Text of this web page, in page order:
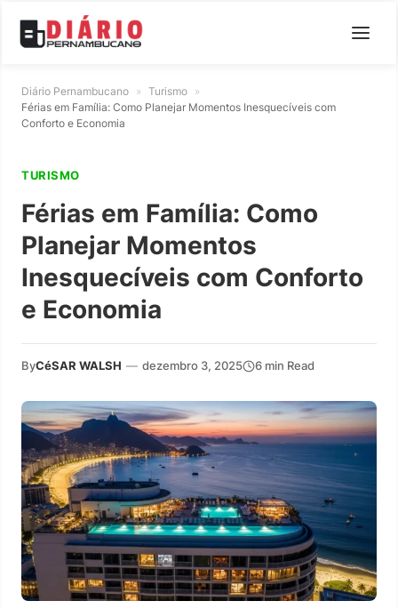
Diário Pernambucano » Turismo »
Férias em Família: Como Planejar Momentos Inesquecíveis com
Conforto e Economia
TURISMO
Férias em Família: Como
Planejar Momentos
Inesquecíveis com Conforto
e Economia
ByCéSAR WALSH — dezembro 3, 2025 6 min Read